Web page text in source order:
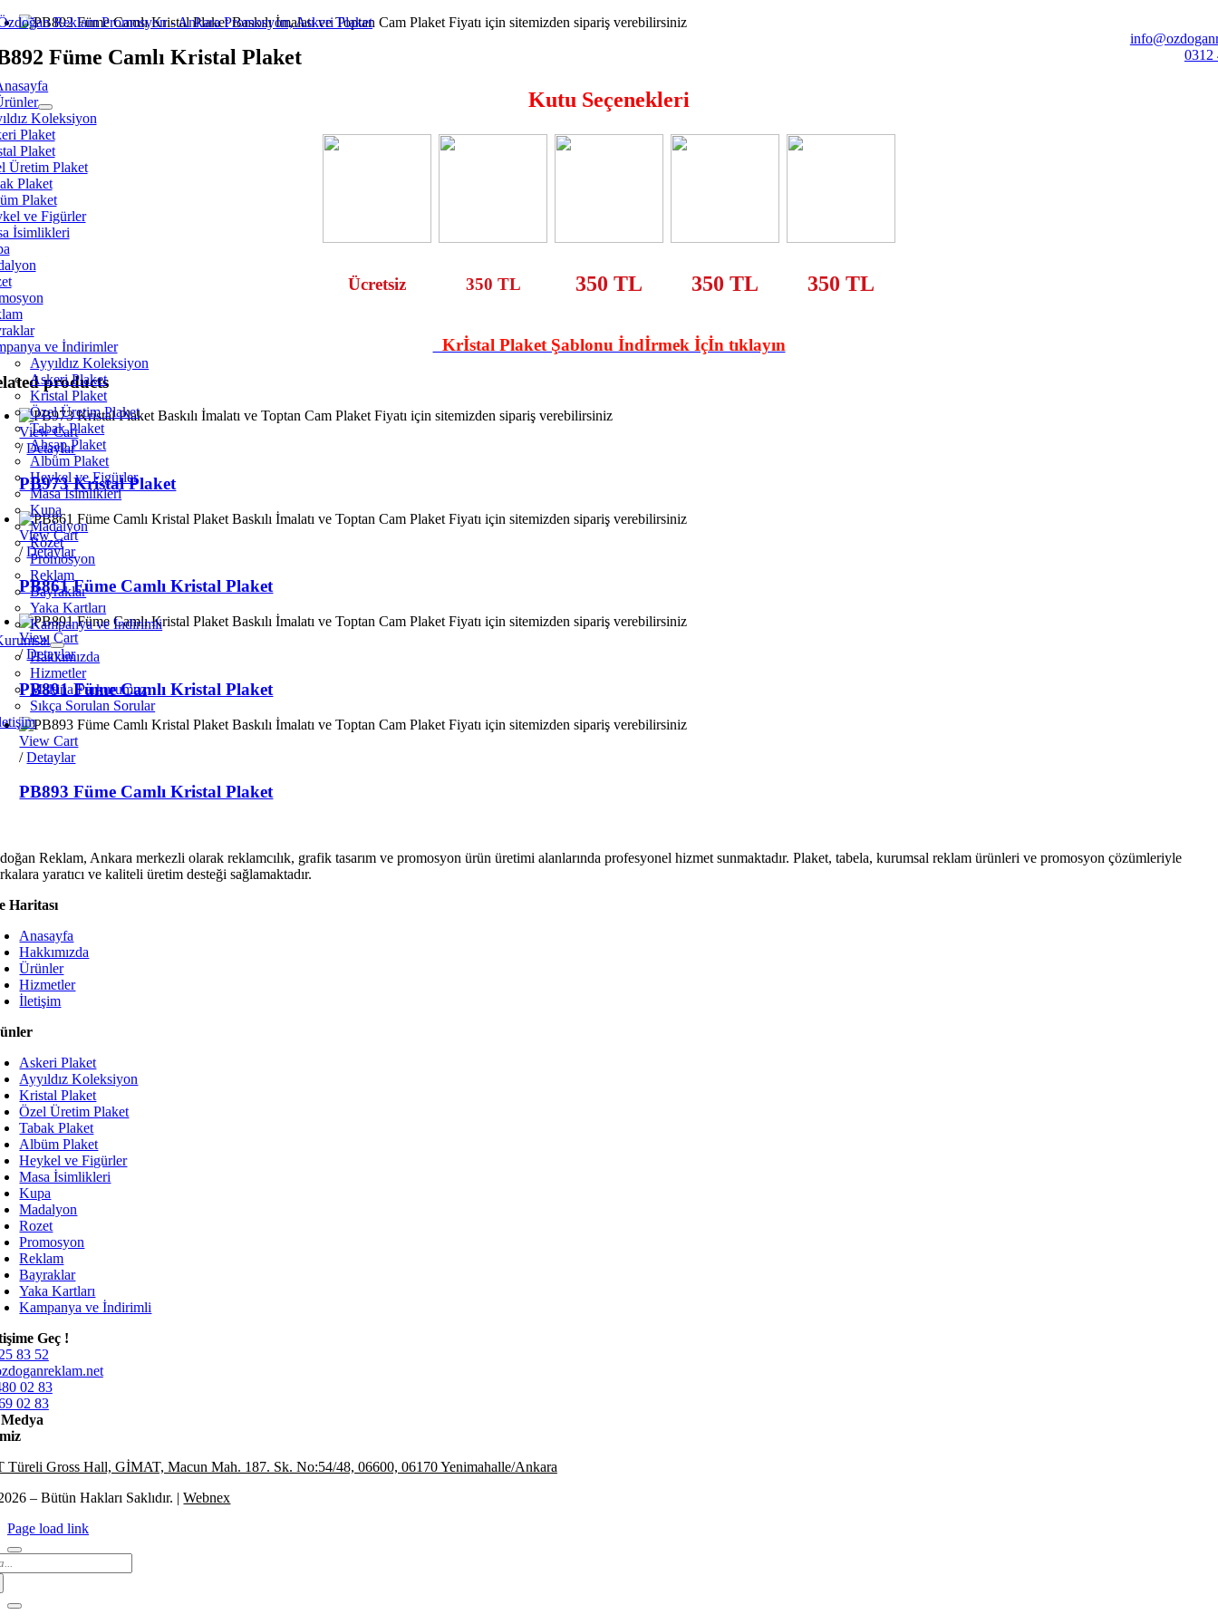
Skip
content
0312
Koleksiyon
Plaket
Plaket
Üretim Plaket
Plaket
Plaket
ve Figürler
İsimlikleri
ve İndirimler
Ayyıldız Koleksiyon
Askeri Plaket
Kristal Plaket
Özel Üretim Plaket
Tabak Plaket
Ahşap Plaket
Albüm Plaket
Heykel ve Figürler
Masa İsimlikleri
Kupa
Madalyon
Rozet
Promosyon
Reklam
Bayraklar
Yaka Kartları
Kampanya ve İndirimli
Hakkımızda
Hizmetler
Makina Parkurumuz
Sıkça Sorulan Sorular
Füme Camlı Kristal Plaket
Kutu Seçenekleri
Ücretsiz 350 TL 350 TL 350 TL 350 TL
Krİstal Plaket Şablonu İndİrmek İçİn tıklayın
products
View Cart
/ Detaylar
PB973 Kristal Plaket
View Cart
/ Detaylar
PB861 Füme Camlı Kristal Plaket
View Cart
/ Detaylar
PB891 Füme Camlı Kristal Plaket
View Cart
/ Detaylar
PB893 Füme Camlı Kristal Plaket
Reklam, Ankara merkezli olarak reklamcılık, grafik tasarım ve promosyon ürün üretimi alanlarında profesyonel hizmet sunmaktadır. Plaket, tabela, kurumsal reklam ürünleri ve promosyon çözümleriyle
yaratıcı ve kaliteli üretim desteği sağlamaktadır.
Haritası
Anasayfa
Hakkımızda
Ürünler
Hizmetler
İletişim
Askeri Plaket
Ayyıldız Koleksiyon
Kristal Plaket
Özel Üretim Plaket
Tabak Plaket
Albüm Plaket
Heykel ve Figürler
Masa İsimlikleri
Kupa
Madalyon
Rozet
Promosyon
Reklam
Bayraklar
Yaka Kartları
Kampanya ve İndirimli
Geç !
83 52
02 83
02 83
Türeli Gross Hall, GİMAT, Macun Mah. 187. Sk. No:54/48, 06600, 06170 Yenimahalle/Ankara
– Bütün Hakları Saklıdır. |Webnex
Page load link